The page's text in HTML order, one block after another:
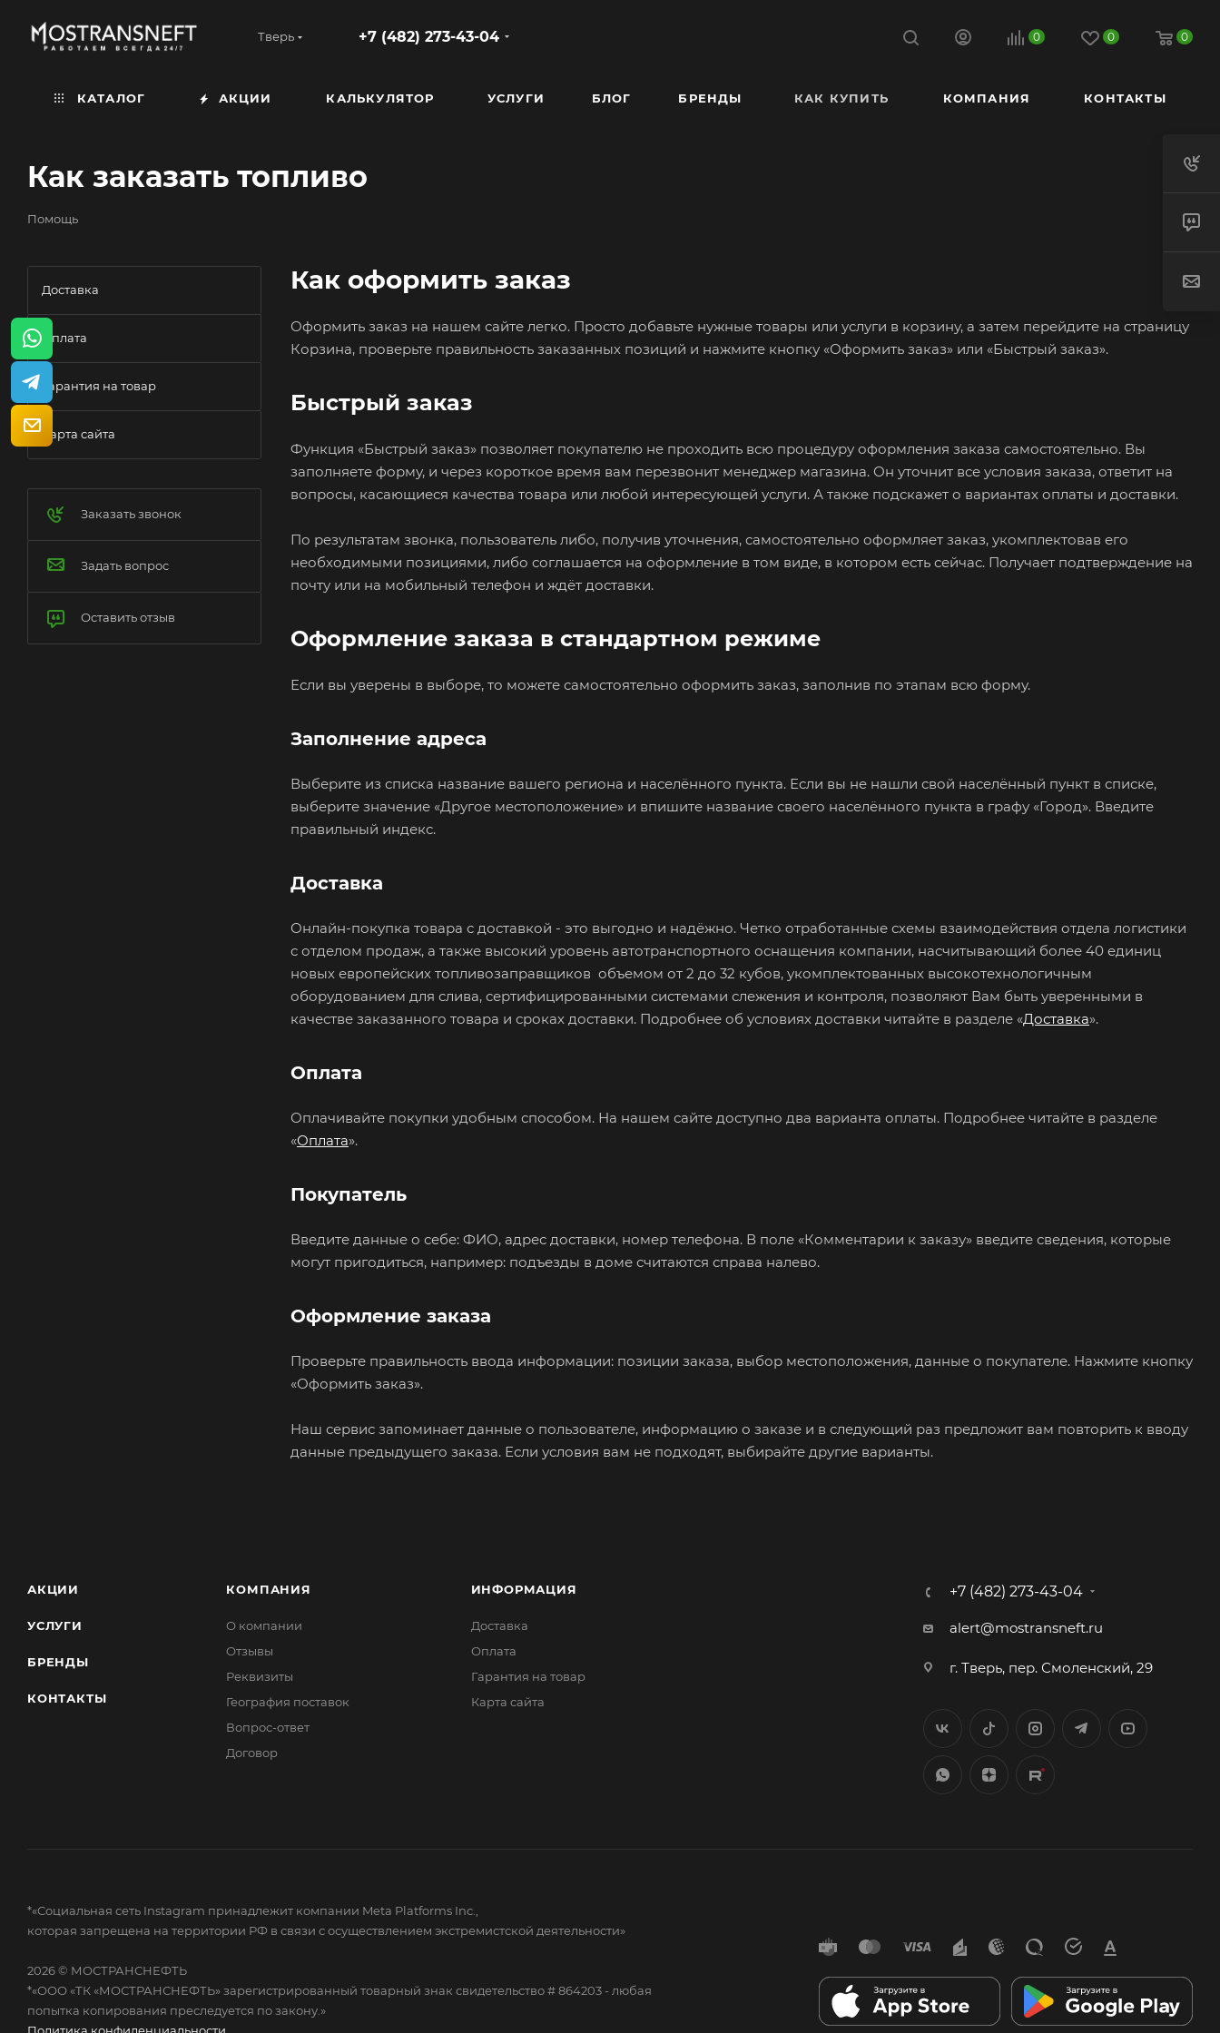
Тверь +7 (482) 273-43-04 0 0 0
КАТАЛОГ АКЦИИ КАЛЬКУЛЯТОР УСЛУГИ БЛОГ БРЕНДЫ КАК КУПИТЬ КОМПАНИЯ КОНТАКТЫ
Как заказать топливо
Помощь
Как оформить заказ
Оформить заказ на нашем сайте легко. Просто добавьте нужные товары или услуги в корзину, а затем перейдите на страницу
Корзина, проверьте правильность заказанных позиций и нажмите кнопку «Оформить заказ» или «Быстрый заказ».
Быстрый заказ
Функция «Быстрый заказ» позволяет покупателю не проходить всю процедуру оформления заказа самостоятельно. Вы
заполняете форму, и через короткое время вам перезвонит менеджер магазина. Он уточнит все условия заказа, ответит на
вопросы, касающиеся качества товара или любой интересующей услуги. А также подскажет о вариантах оплаты и доставки.
По результатам звонка, пользователь либо, получив уточнения, самостоятельно оформляет заказ, укомплектовав его
необходимыми позициями, либо соглашается на оформление в том виде, в котором есть сейчас. Получает подтверждение на
почту или на мобильный телефон и ждёт доставки.
Оформление заказа в стандартном режиме
Если вы уверены в выборе, то можете самостоятельно оформить заказ, заполнив по этапам всю форму.
Заполнение адреса
Выберите из списка название вашего региона и населённого пункта. Если вы не нашли свой населённый пункт в списке,
выберите значение «Другое местоположение» и впишите название своего населённого пункта в графу «Город». Введите
правильный индекс.
Доставка
Онлайн-покупка товара с доставкой - это выгодно и надёжно. Четко отработанные схемы взаимодействия отдела логистики
с отделом продаж, а также высокий уровень автотранспортного оснащения компании, насчитывающий более 40 единиц
новых европейских топливозаправщиков объемом от 2 до 32 кубов, укомплектованных высокотехнологичным
оборудованием для слива, сертифицированными системами слежения и контроля, позволяют Вам быть уверенными в
качестве заказанного товара и сроках доставки. Подробнее об условиях доставки читайте в разделе «Доставка».
Оплата
Оплачивайте покупки удобным способом. На нашем сайте доступно два варианта оплаты. Подробнее читайте в разделе
«Оплата».
Покупатель
Введите данные о себе: ФИО, адрес доставки, номер телефона. В поле «Комментарии к заказу» введите сведения, которые
могут пригодиться, например: подъезды в доме считаются справа налево.
Оформление заказа
Проверьте правильность ввода информации: позиции заказа, выбор местоположения, данные о покупателе. Нажмите кнопку
«Оформить заказ».
Наш сервис запоминает данные о пользователе, информацию о заказе и в следующий раз предложит вам повторить к вводу
данные предыдущего заказа. Если условия вам не подходят, выбирайте другие варианты.
Доставка
Оплата
Гарантия на товар
Карта сайта
Заказать звонок
Задать вопрос
Оставить отзыв
АКЦИИ
УСЛУГИ
БРЕНДЫ
КОНТАКТЫ
КОМПАНИЯ
О компании
Отзывы
Реквизиты
География поставок
Вопрос-ответ
Договор
ИНФОРМАЦИЯ
Доставка
Оплата
Гарантия на товар
Карта сайта
+7 (482) 273-43-04
alert@mostransneft.ru
г. Тверь, пер. Смоленский, 29
*«Социальная сеть Instagram принадлежит компании Meta Platforms Inc.,
которая запрещена на территории РФ в связи с осуществлением экстремистской деятельности»
2026 © МОСТРАНСНЕФТЬ
*«ООО «ТК «МОСТРАНСНЕФТЬ» зарегистрированный товарный знак свидетельство # 864203 - любая
попытка копирования преследуется по закону.»